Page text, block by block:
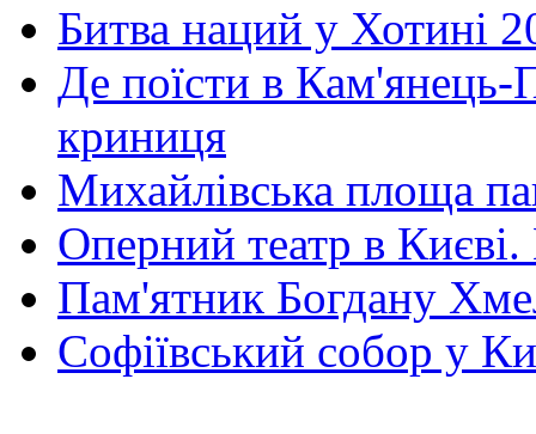
Битва наций у Хотині
Де поїсти в Кам'янець-
криниця
Михайлівська площа
Оперний театр в
Пам'ятник Богдану
Софіївський собор у